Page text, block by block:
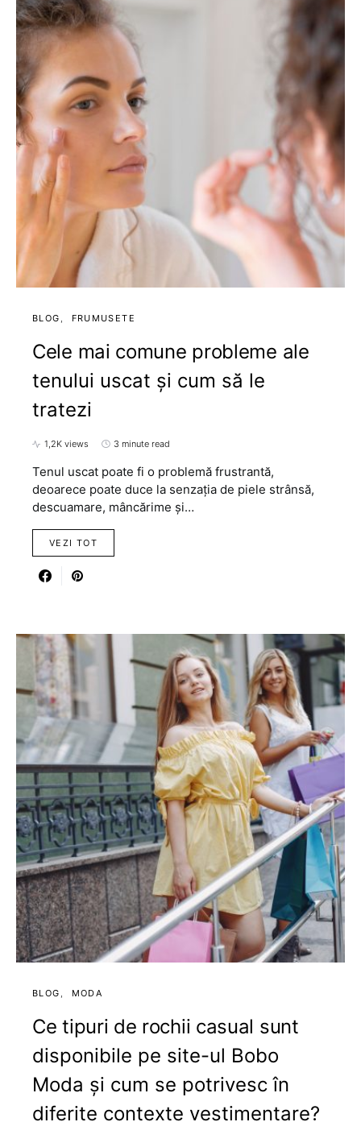
BLOG FRUMUSETE
Cele mai comune probleme ale
tenului uscat și cum să le
tratezi
1,2K views 3 minute read
Tenul uscat poate fi o problemă frustrantă,
deoarece poate duce la senzația de piele strânsă,
descuamare, mâncărime și…
VEZI TOT
BLOG MODA
Ce tipuri de rochii casual sunt
disponibile pe site-ul Bobo
Moda și cum se potrivesc în
diferite contexte vestimentare?